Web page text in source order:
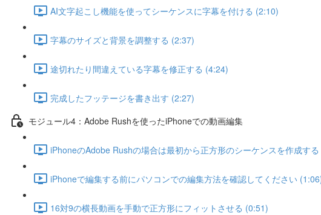
AI文字起こし機能を使ってシーケンスに字幕を付ける (2:10)
字幕のサイズと背景を調整する (2:37)
途切れたり間違えている字幕を修正する (4:24)
完成したフッテージを書き出す (2:27)
モジュール4：Adobe Rushを使ったiPhoneでの動画編集
iPhoneのAdobe Rushの場合は最初から正方形のシーケンスを作成す
iPhoneで編集する前にパソコンでの編集方法を確認してください
16対9の横長動画を手動で正方形にフィットさせる (0:51)